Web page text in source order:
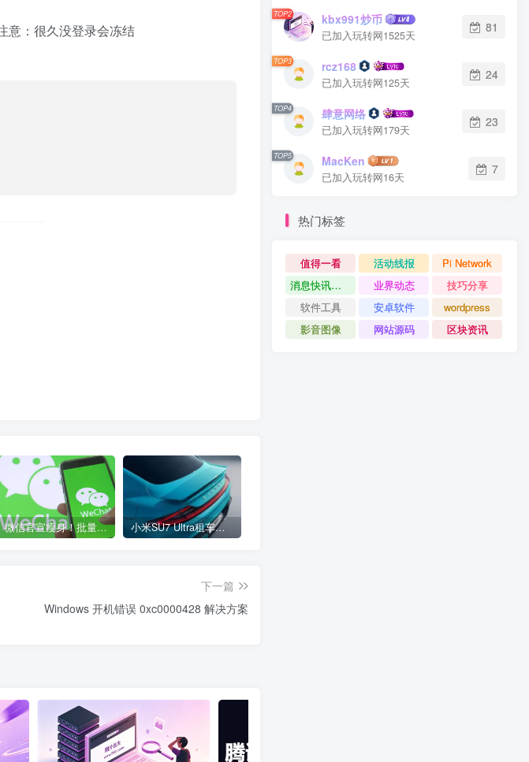
意：很久没登录会冻结
微信官宣瘦身！批量清理原图新功能来了 安卓、iOS均可使用 小米SU7 Ultra租车单日价格高达万元：一月内已约满 预计一年回本
下一篇
Windows 开机错误 0xc0000428 解决方案
TOP2 kbx991炒币
已加入玩转网1525天
81
TOP3 rcz168
已加入玩转网125天
24
TOP4 肆意网络
已加入玩转网179天
23
TOP5 MacKen
已加入玩转网16天
7
热门标签
值得一看 活动线报
Pi Network
消息快讯查看更多 》》
业界动态
技巧分享
软件工具
安卓软件
wordpress
影音图像
网站源码 区块资讯